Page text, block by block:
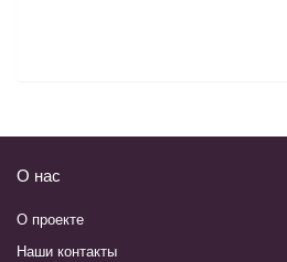
О нас
О проекте
Наши контакты